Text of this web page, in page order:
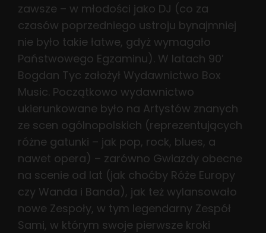
zawsze – w młodości jako DJ (co za
czasów poprzedniego ustroju bynajmniej
nie było takie łatwe, gdyż wymagało
Państwowego Egzaminu). W latach 90’
Bogdan Tyc założył Wydawnictwo Box
Music. Początkowo wydawnictwo
ukierunkowane było na Artystów znanych
ze scen ogólnopolskich (reprezentujących
różne gatunki – jak pop, rock, blues, a
nawet opera) – zarówno Gwiazdy obecne
na scenie od lat (jak choćby Róże Europy
czy Wanda i Banda), jak też wylansowało
nowe Zespoły, w tym legendarny Zespół
Sami, w którym swoje pierwsze kroki